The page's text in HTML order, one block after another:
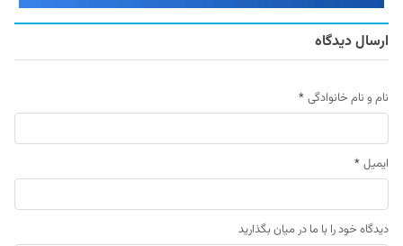
ارسال دیدگاه
نام و نام خانوادگی *
ایمیل *
دیدگاه خود را با ما در میان بگذارید